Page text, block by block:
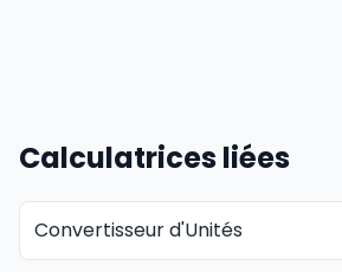
Calculatrices liées
Convertisseur d'Unités